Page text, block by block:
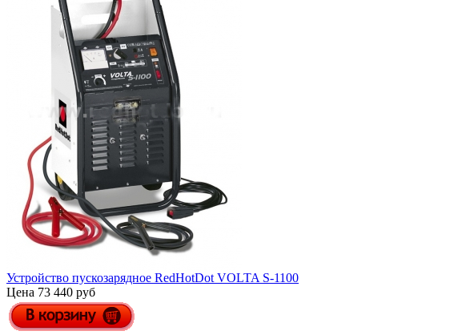
Устройство пускозарядное RedHotDot VOLTA S-1100
Цена 73 440 руб